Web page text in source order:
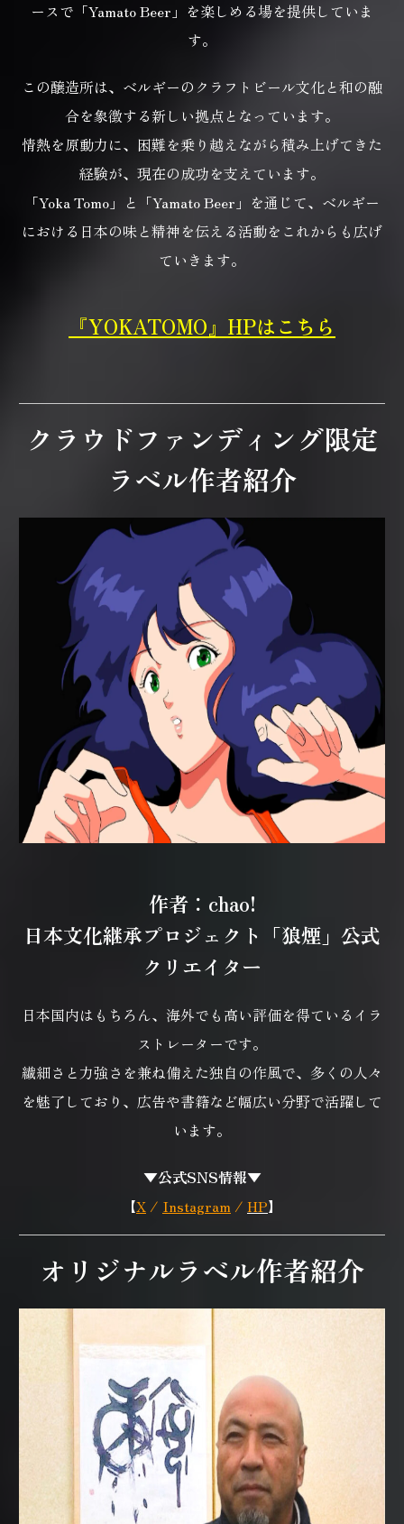
ースで「Yamato Beer」を楽しめる場を提供していま
す。
この醸造所は、ベルギーのクラフトビール文化と和の融
合を象徴する新しい拠点となっています。
情熱を原動力に、困難を乗り越えながら積み上げてきた
経験が、現在の成功を支えています。
「Yoka Tomo」と「Yamato Beer」を通じて、 ベルギー
における日本の味と精神を伝える活動をこれからも広げ
ていきます。
『YOKATOMO』HPはこちら
クラウドファンディング限定
ラベル作者紹介
作者：chao!
日本文化継承プロジェクト「狼煙」公式
クリエイター
日本国内はもちろん、海外でも高い評価を得ているイラ
ストレーターです。
繊細さと力強さを兼ね備えた独自の作風で、多くの人々
を魅了しており、 広告や書籍など幅広い分野で活躍して
います。
▼公式SNS情報▼
【X / Instagram / HP】
オリジナルラベル作者紹介